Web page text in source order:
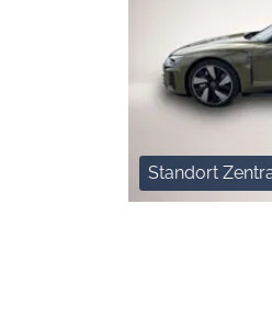
Standort